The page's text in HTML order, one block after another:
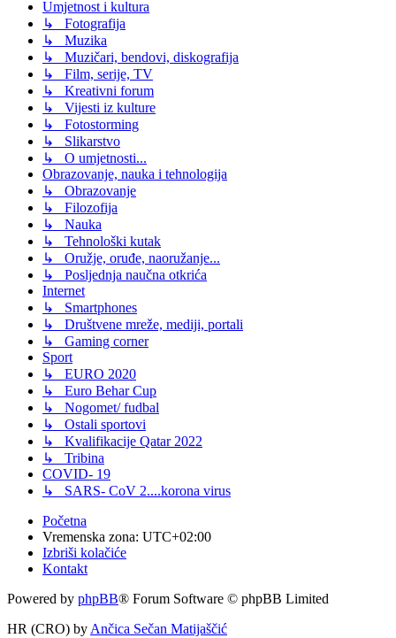
Umjetnost i kultura
↳ Fotografija
↳ Muzika
↳ Muzičari, bendovi, diskografija
↳ Film, serije, TV
↳ Kreativni forum
↳ Vijesti iz kulture
↳ Fotostorming
↳ Slikarstvo
↳ O umjetnosti...
Obrazovanje, nauka i tehnologija
↳ Obrazovanje
↳ Filozofija
↳ Nauka
↳ Tehnološki kutak
↳ Oružje, oruđe, naoružanje...
↳ Posljednja naučna otkrića
Internet
↳ Smartphones
↳ Društvene mreže, mediji, portali
↳ Gaming corner
Sport
↳ EURO 2020
↳ Euro Behar Cup
↳ Nogomet/ fudbal
↳ Ostali sportovi
↳ Kvalifikacije Qatar 2022
↳ Tribina
COVID- 19
↳ SARS- CoV 2....korona virus
Početna
Vremenska zona: UTC+02:00
Izbriši kolačiće
Kontakt
Powered by phpBB® Forum Software © phpBB Limited
HR (CRO) by Ančica Sečan Matijaščić